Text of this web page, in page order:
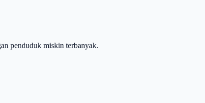
penduduk miskin terbanyak.